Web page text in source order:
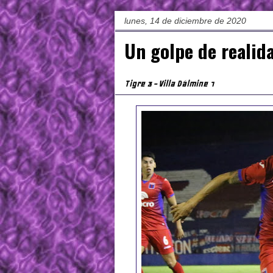
lunes, 14 de diciembre de 2020
Un golpe de
Tigre 3 - Villa Dálmine 1